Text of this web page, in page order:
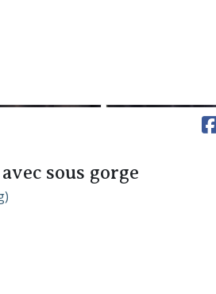
sous gorge